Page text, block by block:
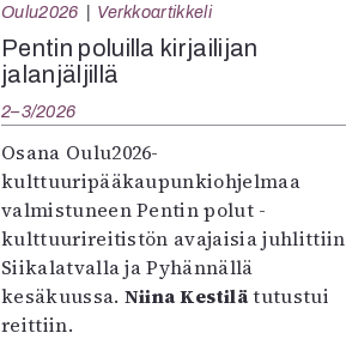
Oulu2026 Verkkoartikkeli
Pentin poluilla kirjailijan
jalanjäljillä
2–3/2026
Osana Oulu2026-
kulttuuripääkaupunkiohjelmaa
valmistuneen Pentin polut -
kulttuurireitistön avajaisia juhlittiin
Siikalatvalla ja Pyhännällä
kesäkuussa. Niina Kestilätutustui
reittiin.